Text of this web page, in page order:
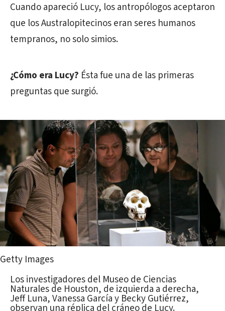
Cuando apareció Lucy, los antropólogos aceptaron
que los Australopitecinos eran seres humanos
tempranos, no solo simios.
¿Cómo era Lucy? Ésta fue una de las primeras
preguntas que surgió.
Getty Images
Los investigadores del Museo de Ciencias
Naturales de Houston, de izquierda a derecha,
Jeff Luna, Vanessa García y Becky Gutiérrez,